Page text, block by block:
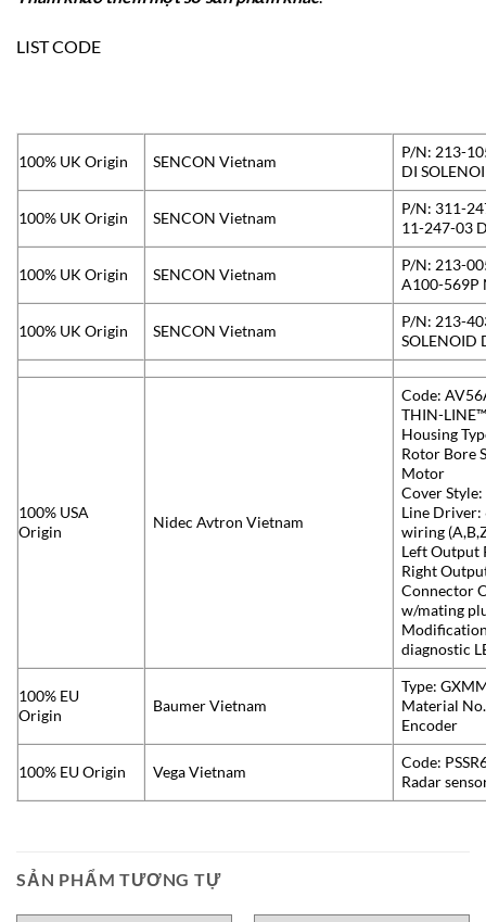
LIST CODE
100% UK Origin SENCON Vietnam
P/N: 213-
DI
100% UK Origin SENCON Vietnam
P/N: 311-
11-247-03
100% UK Origin SENCON Vietnam
P/N: 213-
A100-569P
100% UK Origin SENCON Vietnam
P/N: 213-
SOLENOID
100% USA
Origin
Nidec Avtron Vietnam
Code:
THIN-
Housing
Rotor Bore
Motor
Cover
Line Driver:
wiring
Left Output
Right
Connector
w/mating
diagnostic
100% EU
Origin
Baumer Vietnam
Type:
Material
Encoder
100% EU Origin Vega Vietnam
Code:
Radar
SẢN PHẨM TƯƠNG TỰ